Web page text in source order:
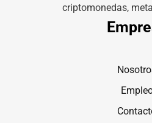
criptomonedas,